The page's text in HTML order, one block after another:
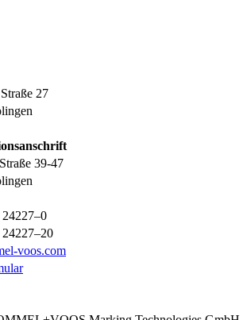
27
39-47
voos.com